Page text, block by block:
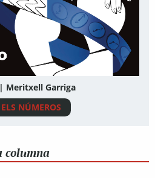
Meritxell Garriga
NÚMEROS
columna